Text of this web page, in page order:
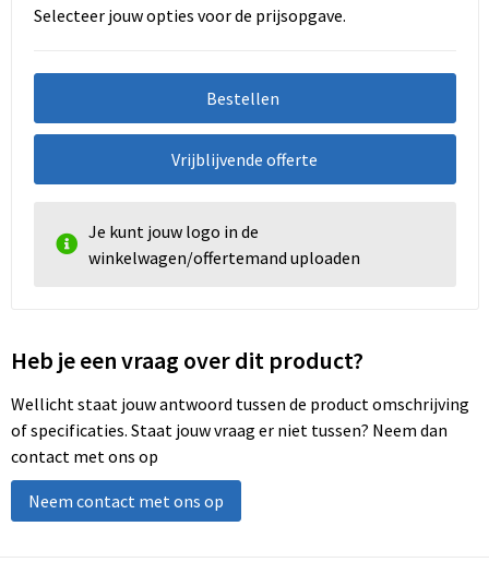
Selecteer jouw opties voor de prijsopgave.
Bestellen
Vrijblijvende offerte
Je kunt jouw logo in de
winkelwagen/offertemand uploaden
Heb je een vraag over dit product?
Wellicht staat jouw antwoord tussen de product omschrijving
of specificaties. Staat jouw vraag er niet tussen? Neem dan
contact met ons op
Neem contact met ons op